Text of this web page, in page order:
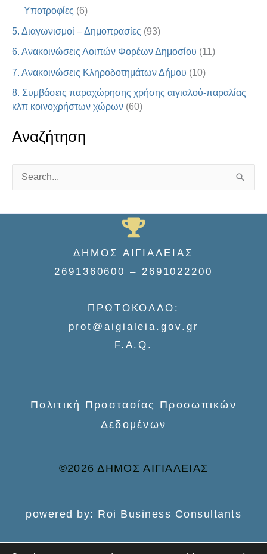
Υποτροφίες (6)
5. Διαγωνισμοί – Δημοπρασίες (93)
6. Ανακοινώσεις Λοιπών Φορέων Δημοσίου (11)
7. Ανακοινώσεις Κληροδοτημάτων Δήμου (10)
8. Συμβάσεις παραχώρησης χρήσης αιγιαλού-παραλίας
κλπ κοινοχρήστων χώρων (60)
Αναζήτηση
a
ΔΗΜΟΣ ΑΙΓΙΑΛΕΙΑΣ
2691360600 – 2691022200
ΠΡΩΤΟΚΟΛΛΟ:
prot@aigialeia.gov.gr
F.A.Q.
Πολιτική Προστασίας Προσωπικών
Δεδομένων
©2026 ΔΗΜΟΣ ΑΙΓΙΑΛΕΙΑΣ
powered by: Roi Business Consultants